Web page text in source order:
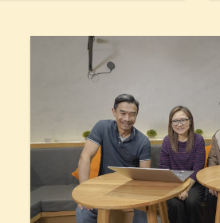
析本港「Alpha」世代（生於
（生於1946年至1964年）